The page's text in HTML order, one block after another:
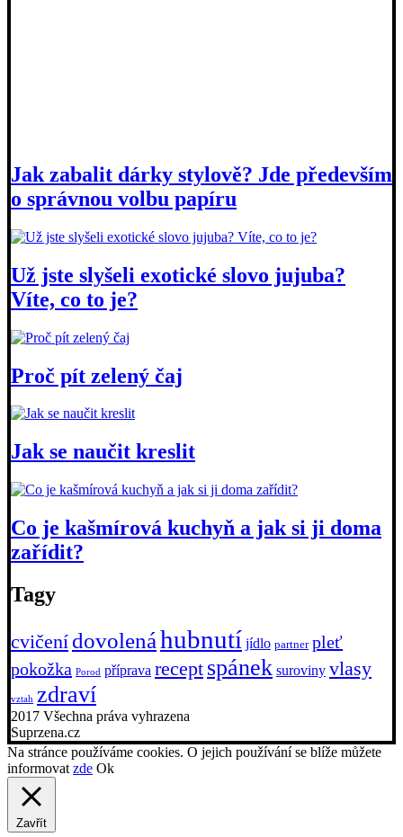
Jak zabalit dárky stylově? Jde především
o správnou volbu papíru
Už jste slyšeli exotické slovo jujuba?
Víte, co to je?
Proč pít zelený čaj
Jak se naučit kreslit
Co je kašmírová kuchyň a jak si ji doma
zařídit?
Tagy
cvičení dovolenáhubnutí jídlo partner pleť
pokožka Porod příprava recept spánek suroviny vlasy
vztah zdraví
2017 Všechna práva vyhrazena
Suprzena.cz
Na stránce používáme cookies. O jejich používání se blíže můžete
informovat zde Ok
Zavřít